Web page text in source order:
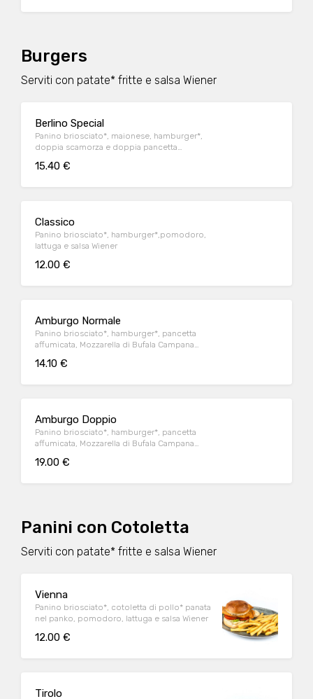
Burgers
Serviti con patate* fritte e salsa Wiener
Berlino Special
Panino briosciato*, maionese, hamburger*,
doppia scamorza e doppia pancetta
15.40 €
Classico
Panino briosciato*, hamburger*,pomodoro,
lattuga e salsa Wiener
12.00 €
Amburgo Normale
Panino briosciato*, hamburger*, pancetta
affumicata, Mozzarella di Bufala Campana
14.10 €
Amburgo Doppio
Panino briosciato*, hamburger*, pancetta
affumicata, Mozzarella di Bufala Campana
19.00 €
Panini con Cotoletta
Serviti con patate* fritte e salsa Wiener
Vienna
Panino briosciato*, cotoletta di pollo* panata
nel panko, pomodoro, lattuga e salsa Wiener
12.00 €
Tirolo